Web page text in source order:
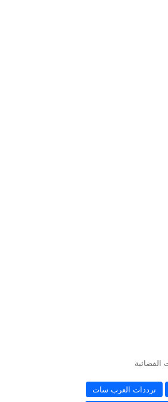
الفضائية
ترددات العرب سات